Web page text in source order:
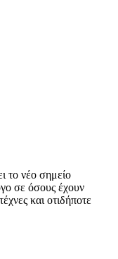
το νέο σημείο
σε όσους έχουν
και οτιδήποτε